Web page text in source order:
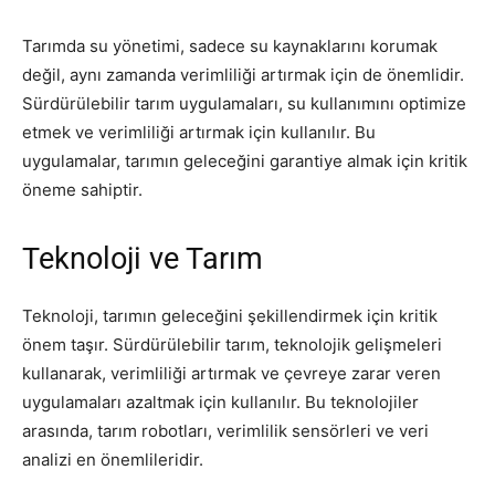
Tarımda su yönetimi, sadece su kaynaklarını korumak
değil, aynı zamanda verimliliği artırmak için de önemlidir.
Sürdürülebilir tarım uygulamaları, su kullanımını optimize
etmek ve verimliliği artırmak için kullanılır. Bu
uygulamalar, tarımın geleceğini garantiye almak için kritik
öneme sahiptir.
Teknoloji ve Tarım
Teknoloji, tarımın geleceğini şekillendirmek için kritik
önem taşır. Sürdürülebilir tarım, teknolojik gelişmeleri
kullanarak, verimliliği artırmak ve çevreye zarar veren
uygulamaları azaltmak için kullanılır. Bu teknolojiler
arasında, tarım robotları, verimlilik sensörleri ve veri
analizi en önemlileridir.